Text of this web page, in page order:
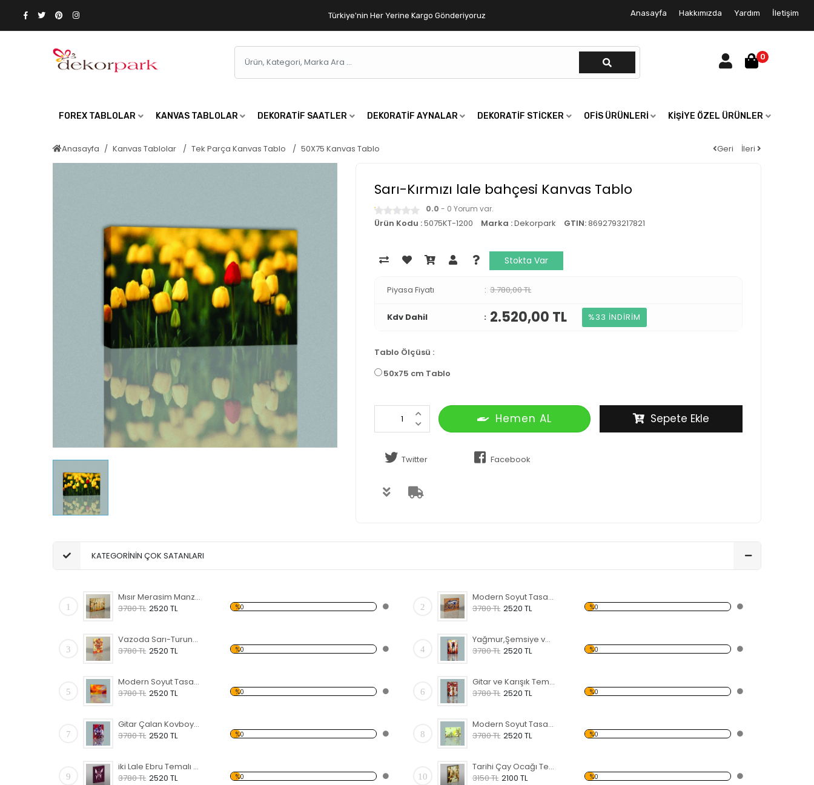
Türkiye'nin Her Yerine Kargo Gönderiyoruz Anasayfa Hakkımızda Yardım İletişim
0
FOREX TABLOLAR KANVAS TABLOLAR DEKORATIF SAATLER DEKORATIF AYNALAR DEKORATIF STICKER OFIS ÜRÜNLERI KIŞIYE ÖZEL ÜRÜNLER
Anasayfa Kanvas Tablolar Tek Parça Kanvas Tablo 50X75 Kanvas Tablo Geri İleri
Sarı-Kırmızı lale bahçesi Kanvas Tablo
0.0 - 0 Yorum var.
Ürün Kodu :5075KT-1200 Marka :Dekorpark GTIN:8692793217821
Stokta Var
Piyasa Fiyatı 3.780,00 TL
Kdv Dahil 2.520,00 TL %33 İNDİRİM
Tablo Ölçüsü :
50x75 cm Tablo
Hemen AL Sepete Ekle
Twitter Facebook
KATEGORİNİN ÇOK SATANLARI
1
Mısır Merasim Manzaralı Kanvas Tablo
3780 TL 2520 TL %0 2
Modern Soyut Tasarım 37 Kanvas Tablo
3780 TL 2520 TL %0
3
Vazoda Sarı-Turuncu Çiçekler Kanvas Tablo
3780 TL 2520 TL %0 4
Yağmur,Şemsiye ve İnsanlar Kanvas Tablo
3780 TL 2520 TL %0
5
Modern Soyut Tasarım 36 Kanvas Tablo
3780 TL 2520 TL %0 6
Gitar ve Karışık Temalı Kanvas Tablo
3780 TL 2520 TL %0
7
Gitar Çalan Kovboy Temalı Kanvas Tablo
3780 TL 2520 TL %0 8
Modern Soyut Tasarım 42 Kanvas Tablo
3780 TL 2520 TL %0
9
iki Lale Ebru Temalı Kanvas Tablo
3780 TL 2520 TL %0 10
Tarihi Çay Ocağı Temalı Kanvas Tablo
3150 TL 2100 TL %0